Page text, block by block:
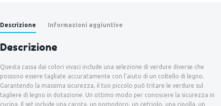
Descrizione Informazioni aggiuntive
Descrizione
Questa cassa dai colori vivaci include una selezione di verdure diverse che
possono essere tagliate accuratamente con l’aiuto di un coltello di legno.
Garantendo la massima sicurezza, il tuo piccolo può tritare le verdure sul
tagliere di legno in dotazione. Un ottimo modo per conoscere la sicurezza in
cucina. Il set include una carota, un pomodoro, un cetriolo, una cipolla, un